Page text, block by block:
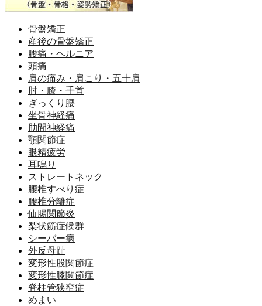
骨盤矯正
産後の骨盤矯正
腰痛・ヘルニア
頭痛
肩の痛み・肩こり・五十肩
肘・膝・手首
ぎっくり腰
坐骨神経痛
肋間神経痛
顎関節症
眼精疲労
耳鳴り
ストレートネック
腰椎すべり症
腰椎分離症
仙腸関節炎
梨状筋症候群
シーバー病
外反母趾
変形性股関節症
変形性膝関節症
脊柱管狭窄症
めまい